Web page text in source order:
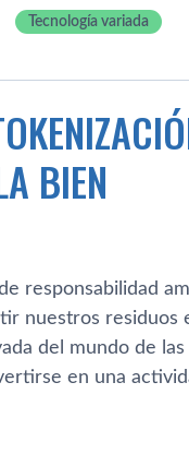
Tecnología variada
BIEN
responsabilidad
nuestros residuos
del mundo de
en una